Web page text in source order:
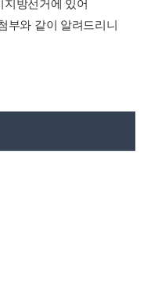
지방선거에 있어
부와 같이 알려드리니